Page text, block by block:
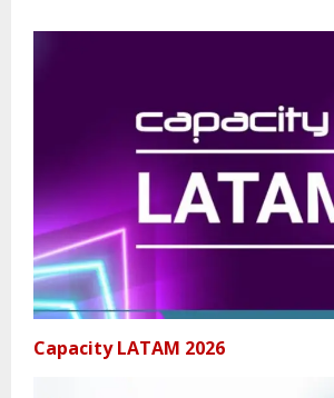
Capacity LATAM 2026